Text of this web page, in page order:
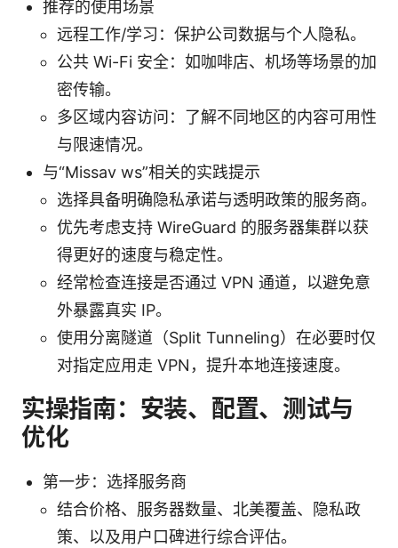
推荐的使用场景
远程工作/学习：保护公司数据与个人隐私。
公共 Wi-Fi 安全：如咖啡店、机场等场景的加
密传输。
多区域内容访问：了解不同地区的内容可用性
与限速情况。
与“Missav ws”相关的实践提示
选择具备明确隐私承诺与透明政策的服务商。
优先考虑支持 WireGuard 的服务器集群以获
得更好的速度与稳定性。
经常检查连接是否通过 VPN 通道，以避免意
外暴露真实 IP。
使用分离隧道（Split Tunneling）在必要时仅
对指定应用走 VPN，提升本地连接速度。
实操指南：安装、配置、测试与
优化
第一步：选择服务商
结合价格、服务器数量、北美覆盖、隐私政
策、以及用户口碑进行综合评估。